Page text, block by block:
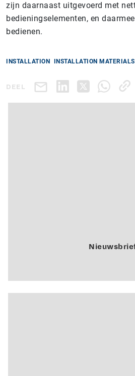
zijn daarnaast uitgevoerd met
bedieningselementen, en
bedienen.
INSTALLATION INSTALLATION
DEEL